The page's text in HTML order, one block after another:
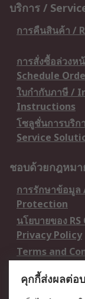
บริการ /
การคืนสินค้า /
การสั่งซื้อล่วงห
Schedule
ใบกำกับภาษี /
Instructions
โซลูชั่นการบริก
Service
ชอบด้วยกฎหม
การรักษาข้อมูล
Protection
นโยบายของ
Privacy Policy
Terms and
เกี่ยวกับ RS /
คุกกี้ส่งผลต่อ